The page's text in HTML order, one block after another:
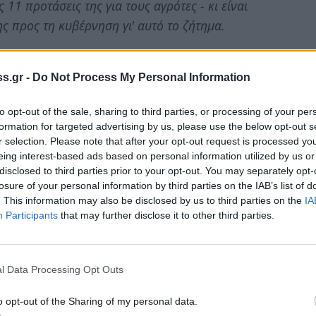
- Do Not Process My Personal Information
opt-out of the sale, sharing to third parties, or processing of your
for targeted advertising by us, please use the below opt-out
selection. Please note that after your opt-out request is processed
interest-based ads based on personal information utilized by us
to third parties prior to your opt-out. You may separately
of your personal information by third parties on the IAB’s list of
This information may also be disclosed by us to third parties on the
Participants that may further disclose it to other third parties.
Data Processing Opt Outs
opt-out of the Sharing of my personal data.
προτάσεις της για τους αγρότες - κι είναι
προς τη κυβέρνηση γι' αυτό το ζήτημα.
που ξεκίνησαν με την εφαρμογή της νέας
ξεπέρασαν το 23% - συνεχίζονται και το
το αγροτικό εισόδημα.
κατά 60% της σύνταξης όσων συνταξιούχων
και την κτηνοτροφία και εισπράττουν
που θα δώσει το τελειωτικό χτύπημα σε
να συνεχίζουν να δουλεύουν, αφού η
θα πάρουν με τον νέο ασφαλιστικό νόμο -
τις βασικές ανάγκες επιβίωσης.
για το σπίτι, το οικόπεδο στο
αχυρώνες, τους σταύλους και τα χωράφια,
παραμένουν τα χαράτσια για τις δηλώσεις